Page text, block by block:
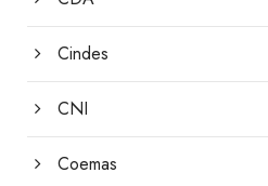
Cindes
CNI
Coemas